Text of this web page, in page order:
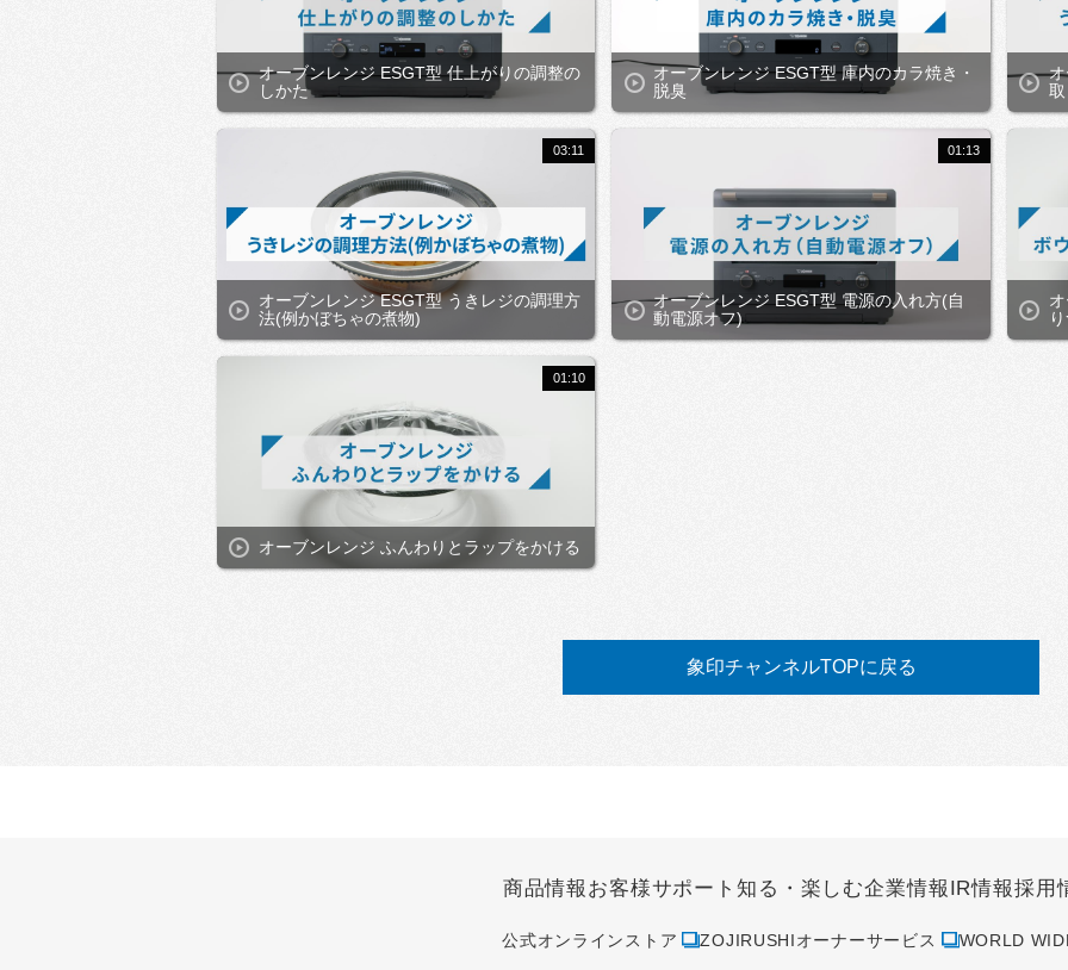
オーブンレンジ ESGT型 仕上がりの調整の
しかた
オーブンレンジ ESGT型 庫内のカラ焼き・
脱臭
オーブンレンジ ESGT型 うきレジの調理方
法(例かぼちゃの煮物)
03:11
オーブンレンジ ESGT型 電源の入れ方(自
動電源オフ)
01:13
オーブンレンジ ふんわりとラップをかける
01:10
象印チャンネルTOPに戻る
商品情報 お客様サポート知る・楽しむ企業情報 IR情報採用
公式オンラインストア ZOJIRUSHIオーナーサービス WORLD